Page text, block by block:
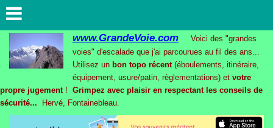
www.GrandeVoie.com Voici des "grandes
voies" d'escalade que j'ai parcourues au fil des ans...
Utilisez un bon topo récent (éboulements, itinéraire,
équipement, usure/patin, règlementations) et votre
propre jugement ! Grimpez avec plaisir en respectant les conseils de
sécurité... Hervé, Fontainebleau.